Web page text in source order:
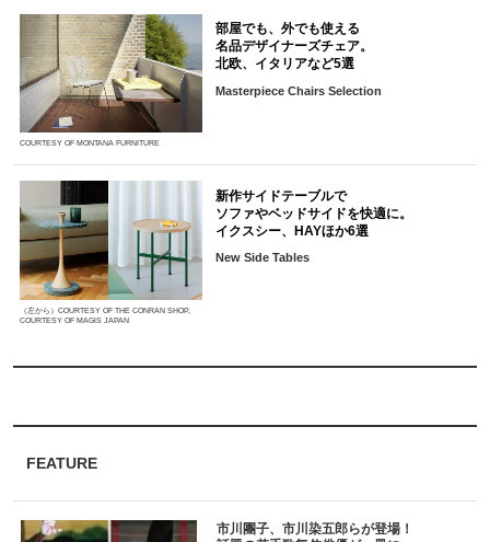
FEATURE
市川團子、市川染五郎らが登場！
COURTESY OF MONTANA FURNITURE
部屋でも、外でも使える
名品デザイナーズチェア。
北欧、イタリアなど5選
Masterpiece Chairs Selection
（左から）COURTESY OF THE CONRAN SHOP,
COURTESY OF MAGIS JAPAN
新作サイドテーブルで
ソファやベッドサイドを快適に。
イクスシー、HAYほか6選
New Side Tables